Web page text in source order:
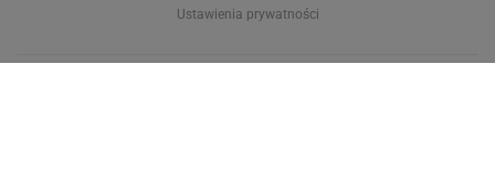
Ustawienia prywatności